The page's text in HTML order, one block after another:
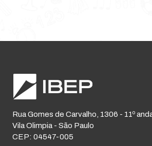
Rua Gomes de Carvalho, 1306 - 11º
Vila Olimpia - São Paulo
CEP: 04547-005